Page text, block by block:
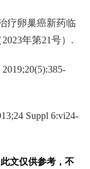
疗卵巢癌新药临
年第21号）.
Suppl 6:vi24-
文仅供参考，不